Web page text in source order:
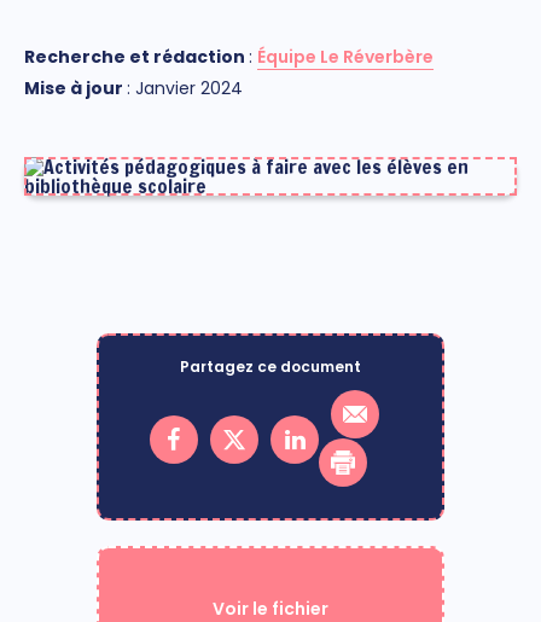
Recherche et rédaction : Équipe Le Réverbère
Mise à jour : Janvier 2024
Partagez ce document
Voir le fichier